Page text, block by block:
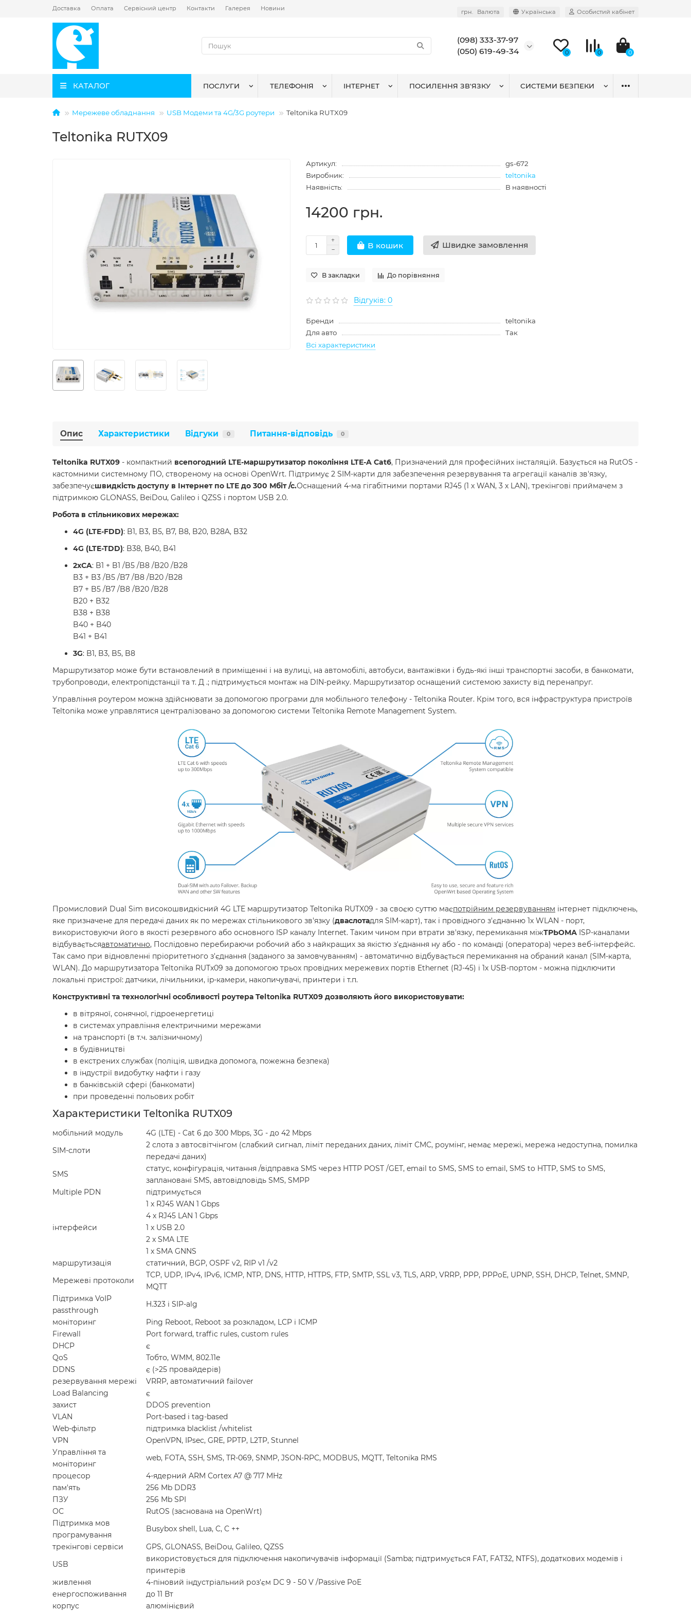
Доставка Оплата Сервісний центр Контакти Галерея Новини грн. Валюта Українська Особистий кабінет
(098) 333-37-97
(050) 619-49-34
0 0 0
КАТАЛОГ ПОСЛУГИ ТЕЛЕФОНІЯ ІНТЕРНЕТ ПОСИЛЕННЯ ЗВ'ЯЗКУ СИСТЕМИ БЕЗПЕКИ
Мережеве обладнання USB Модеми та 4G/3G роутери Teltonika RUTX09
Teltonika RUTX09
Артикул:
gs-672
Виробник:
teltonika
Наявність:
В наявності
14200 грн.
В кошик Швидке замовлення
В закладки До порівняння
Відгуків: 0
Бренди
teltonika
Для авто
Так
Всі характеристики
Опис Характеристики Відгуки 0 Питання-відповідь 0
Teltonika RUTX09 - компактний всепогодний LTE-маршрутизатор покоління LTE-A Cat6, Призначений для професійних інсталяцій. Базується на RutOS -
кастомними системному ПО, створеному на основі OpenWrt. Підтримує 2 SIM-карти для забезпечення резервування та агрегації каналів зв'язку,
забезпечуєшвидкість доступу в Інтернет по LTE до 300 Мбіт /с.Оснащений 4-ма гігабітними портами RJ45 (1 x WAN, 3 x LAN), трекінгові приймачем з
підтримкою GLONASS, BeiDou, Galileo і QZSS і портом USB 2.0.
Робота в стільникових мережах:
4G (LTE-FDD): B1, B3, B5, B7, B8, B20, B28A, B32
4G (LTE-TDD): B38, B40, B41
2xCA: B1 + B1 /B5 /B8 /B20 /B28
B3 + B3 /B5 /B7 /B8 /B20 /B28
B7 + B5 /B7 /B8 /B20 /B28
B20 + B32
B38 + B38
B40 + B40
B41 + B41
3G: B1, B3, B5, B8
Маршрутизатор може бути встановлений в приміщенні і на вулиці, на автомобілі, автобуси, вантажівки і будь-які інші транспортні засоби, в банкомати,
трубопроводи, електропідстанції та т. Д .; підтримується монтаж на DIN-рейку. Маршрутизатор оснащений системою захисту від перенапруг.
Управління роутером можна здійснювати за допомогою програми для мобільного телефону - Teltonika Router. Крім того, вся інфраструктура пристроїв
Teltonika може управлятися централізовано за допомогою системи Teltonika Remote Management System.
Промисловий Dual Sim високошвидкісний 4G LTE маршрутизатор Teltonika RUTX09 - за своєю суттю маєпотрійним резервуванням інтернет підключень,
яке призначене для передачі даних як по мережах стільникового зв'язку (дваслотадля SIM-карт), так і провідного з'єднанню 1х WLAN - порт,
використовуючи його в якості резервного або основного ISP каналу Internet. Таким чином при втрати зв'язку, перемикання міжТРЬОМА ISP-каналами
відбуваєтьсяавтоматично, Послідовно перебираючи робочий або з найкращих за якістю з'єднання ну або - по команді (оператора) через веб-інтерфейс.
Так само при відновленні пріоритетного з'єднання (заданого за замовчуванням) - автоматично відбувається перемикання на обраний канал (SIM-карта,
WLAN). До маршрутизатора Teltonika RUTx09 за допомогою трьох провідних мережевих портів Ethernet (RJ-45) і 1x USB-портом - можна підключити
локальні пристрої: датчики, лічильники, ip-камери, накопичувачі, принтери і т.п.
Конструктивні та технологічні особливості роутера Teltonika RUTX09 дозволяють його використовувати:
в вітряної, сонячної, гідроенергетиці
в системах управління електричними мережами
на транспорті (в т.ч. залізничному)
в будівництві
в екстрених службах (поліція, швидка допомога, пожежна безпека)
в індустрії видобутку нафти і газу
в банківській сфері (банкомати)
при проведенні польових робіт
Характеристики Teltonika RUTX09
мобільний модуль
4G (LTE) - Cat 6 до 300 Mbps, 3G - до 42 Mbps
SIM-слоти
2 слота з автосвітчінгом (слабкий сигнал, ліміт переданих даних, ліміт СМС, роумінг, немає мережі, мережа недоступна, помилка
передачі даних)
SMS
статус, конфігурація, читання /відправка SMS через HTTP POST /GET, email to SMS, SMS to email, SMS to HTTP, SMS to SMS,
заплановані SMS, автовідповідь SMS, SMPP
Multiple PDN
підтримується
інтерфейси
1 x RJ45 WAN 1 Gbps
4 x RJ45 LAN 1 Gbps
1 x USB 2.0
2 x SMA LTE
1 x SMA GNNS
маршрутизація
статичний, BGP, OSPF v2, RIP v1 /v2
Мережеві протоколи
TCP, UDP, IPv4, IPv6, ICMP, NTP, DNS, HTTP, HTTPS, FTP, SMTP, SSL v3, TLS, ARP, VRRP, PPP, PPPoE, UPNP, SSH, DHCP, Telnet, SMNP,
MQTT
Підтримка VoIP
passthrough
H.323 і SIP-alg
моніторинг
Ping Reboot, Reboot за розкладом, LCP і ICMP
Firewall
Port forward, traffic rules, custom rules
DHCP
є
QoS
Тобто, WMM, 802.11e
DDNS
є (>25 провайдерів)
резервування мережі
VRRP, автоматичний failover
Load Balancing
є
захист
DDOS prevention
VLAN
Port-based і tag-based
Web-фільтр
підтримка blacklist /whitelist
VPN
OpenVPN, IPsec, GRE, PPTP, L2TP, Stunnel
Управління та
моніторинг
web, FOTA, SSH, SMS, TR-069, SNMP, JSON-RPC, MODBUS, MQTT, Teltonika RMS
процесор
4-ядерний ARM Cortex A7 @ 717 MHz
пам'ять
256 Mb DDR3
ПЗУ
256 Mb SPI
ОС
RutOS (заснована на OpenWrt)
Підтримка мов
програмування
Busybox shell, Lua, C, C ++
трекінгові сервіси
GPS, GLONASS, BeiDou, Galileo, QZSS
USB
використовується для підключення накопичувачів інформації (Samba; підтримується FAT, FAT32, NTFS), додаткових модемів і
принтерів
живлення
4-піновий індустріальний роз'єм DC 9 - 50 V /Passive PoE
енергоспоживання
до 11 Вт
корпус
алюмінієвий